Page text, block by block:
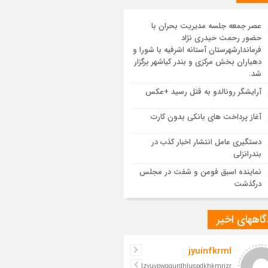
پیکر مطهر رهبر شهید انقلاب در مسجد
یکپارچه در سوگ و حماسه؛ بدرقه باشکوه
مجاهد
مدرسه نواب تا باغ وکیل؛ آغاز رفاقت ۷۰ ساله
قربانی با رهبرشهید
عصر جمعه جلسه مدیریت بحران با
حضور رحمت حیدری نژاد
فرماندارشهرستان آستانه اشرفیه با شورا و
دهیاران بخش مرکزی و بندر کیاشهر برگزار
شد.
آرایشگر رونالدو به قتل رسید +عکس
آغاز پرداخت های بانکی بدون کارت
دستگیری عامل انتشار اخبار کذب در
بندرانزلی
نماینده اسبق فومن و شفت در مجلس
درگذشت
اخیر
jyuinfkrml